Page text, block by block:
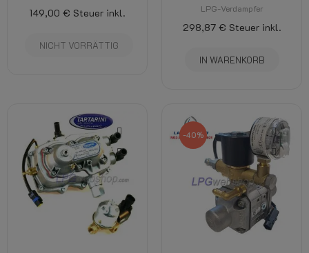
149,00 € Steuer inkl.
NICHT VORRÄTTIG
LPG-Verdampfer
298,87 € Steuer inkl.
IN WARENKORB
-40%